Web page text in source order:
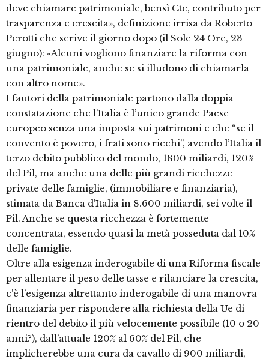
deve chiamare patrimoniale, bensì Ctc, contributo per
trasparenza e crescita», definizione irrisa da Roberto
Perotti che scrive il giorno dopo (il Sole 24 Ore, 23
giugno): «Alcuni vogliono finanziare la riforma con
una patrimoniale, anche se si illudono di chiamarla
con altro nome».
I fautori della patrimoniale partono dalla doppia
constatazione che l’Italia è l’unico grande Paese
europeo senza una imposta sui patrimoni e che “se il
convento è povero, i frati sono ricchi”, avendo l’Italia il
terzo debito pubblico del mondo, 1800 miliardi, 120%
del Pil, ma anche una delle più grandi ricchezze
private delle famiglie, (immobiliare e finanziaria),
stimata da Banca d’Italia in 8.600 miliardi, sei volte il
Pil. Anche se questa ricchezza è fortemente
concentrata, essendo quasi la metà posseduta dal 10%
delle famiglie.
Oltre alla esigenza inderogabile di una Riforma fiscale
per allentare il peso delle tasse e rilanciare la crescita,
c’è l’esigenza altrettanto inderogabile di una manovra
finanziaria per rispondere alla richiesta della Ue di
rientro del debito il più velocemente possibile (10 o 20
anni?), dall’attuale 120% al 60% del Pil, che
implicherebbe una cura da cavallo di 900 miliardi,